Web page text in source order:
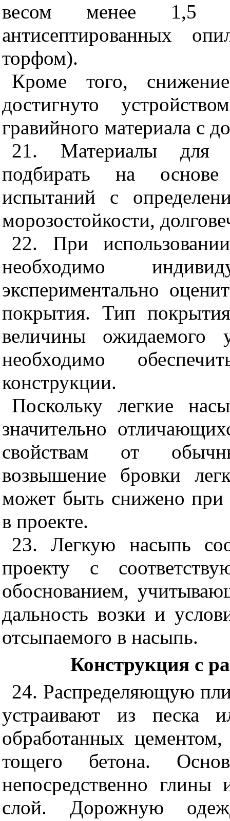
весом менее 1,5
антисептированных
торфом).
Кроме того,
достигнуто
гравийного материала с
21. Материалы для
подбирать на основе
испытаний с
морозостойкости,
22. При
необходимо
экспериментально
покрытия. Тип
величины ожидаемого
необходимо
конструкции.
Поскольку легкие
значительно
свойствам от
возвышение бровки
может быть снижено при
в проекте.
23. Легкую насыпь
проекту с
обоснованием,
дальность возки и
отсыпаемого в насыпь.
Конструкция с
24. Распределяющую
устраивают из песка
обработанных
тощего бетона.
непосредственно
слой. Дорожную